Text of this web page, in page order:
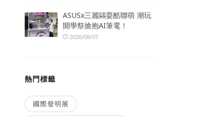
ASUSx三麗鷗耍酷聯萌 潮玩
開學祭搶抱AI筆電！
2026/08/07
熱門標籤
國際發明展